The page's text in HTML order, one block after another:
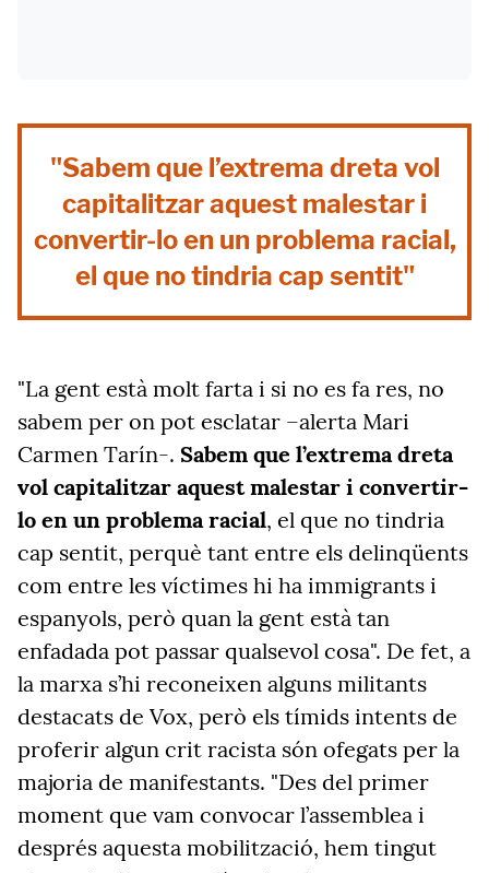
"Sabem que l’extrema dreta vol
capitalitzar aquest malestar i
convertir-lo en un problema racial,
el que no tindria cap sentit"
"La gent està molt farta i si no es fa res, no
sabem per on pot esclatar –alerta Mari
Carmen Tarín-. Sabem que l’extrema dreta
vol capitalitzar aquest malestar i convertir-
lo en un problema racial, el que no tindria
cap sentit, perquè tant entre els delinqüents
com entre les víctimes hi ha immigrants i
espanyols, però quan la gent està tan
enfadada pot passar qualsevol cosa". De fet, a
la marxa s’hi reconeixen alguns militants
destacats de Vox, però els tímids intents de
proferir algun crit racista són ofegats per la
majoria de manifestants. "Des del primer
moment que vam convocar l’assemblea i
després aquesta mobilització, hem tingut